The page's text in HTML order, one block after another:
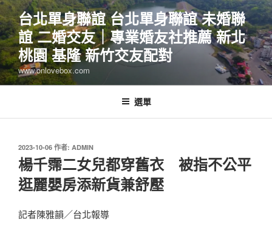
跳
至
主
要
內
容
台北單身聯誼 台北單身聯誼 未婚聯
誼 二婚交友｜專業婚友社推薦 新北
桃園 基隆 新竹交友配對
www.onlovebox.com
選單
發
佈
於
2023-10-06 作者: ADMIN
楊千霈二女兒都穿舊衣 被指不公平
逛麗嬰房添新貨兼舒壓
記者陳雅韻／台北報導